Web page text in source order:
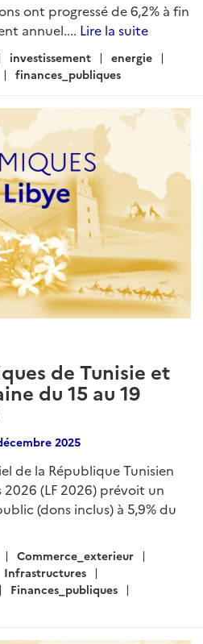
ont progressé de 6,2% à fin
annuel.... Lire la suite
investissement
energie
finances_publiques
de Tunisie et
du 15 au 19
2025
de la République Tunisien
2026 (LF 2026) prévoit un
(dons inclus) à 5,9% du
Commerce_exterieur
Infrastructures
Finances_publiques